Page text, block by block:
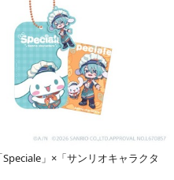
」×「サンリオキャラクタ